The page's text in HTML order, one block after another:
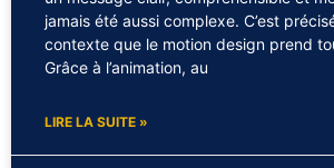
jamais été aussi complexe. C’est
contexte que le motion design prend
Grâce à l’animation, au
LIRE LA SUITE »